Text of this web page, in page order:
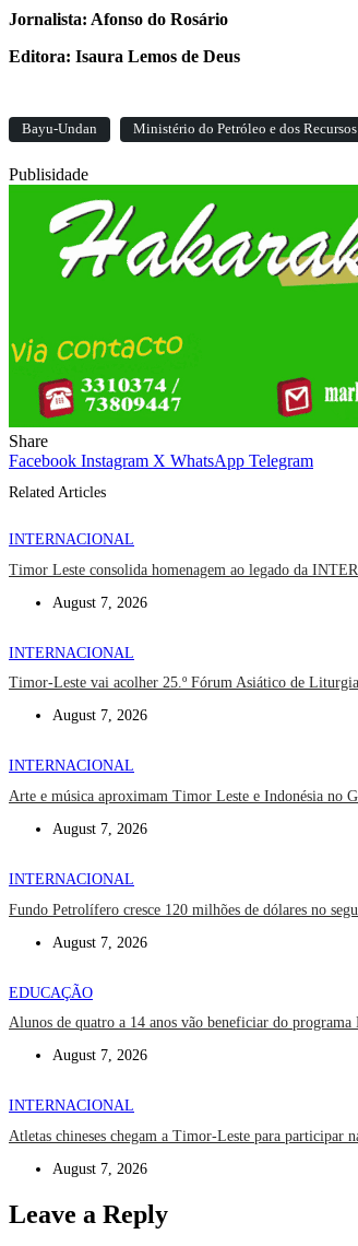
Jornalista: Afonso do Rosário
Editora: Isaura Lemos de Deus
Bayu-Undan Ministério do Petróleo e dos
Publisidade
Share
Facebook Instagram X WhatsApp Telegram
Related Articles
INTERNACIONAL
Timor Leste consolida homenagem ao legado da
August 7, 2026
INTERNACIONAL
Timor-Leste vai acolher 25.º Fórum Asiático de
August 7, 2026
INTERNACIONAL
Arte e música aproximam Timor Leste e Indonésia no
August 7, 2026
INTERNACIONAL
Fundo Petrolífero cresce 120 milhões de dólares no
August 7, 2026
EDUCAÇÃO
Alunos de quatro a 14 anos vão beneficiar do programa
August 7, 2026
INTERNACIONAL
Atletas chineses chegam a Timor-Leste para participar
August 7, 2026
Leave a Reply